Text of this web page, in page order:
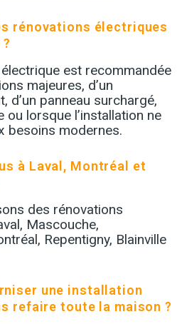
rénovations électriques
est recommandée
majeures, d’un
d’un panneau surchargé,
ou lorsque l’installation ne
besoins modernes.
à Laval, Montréal et
des rénovations
Mascouche,
Repentigny, Blainville
une installation
refaire toute la maison ?